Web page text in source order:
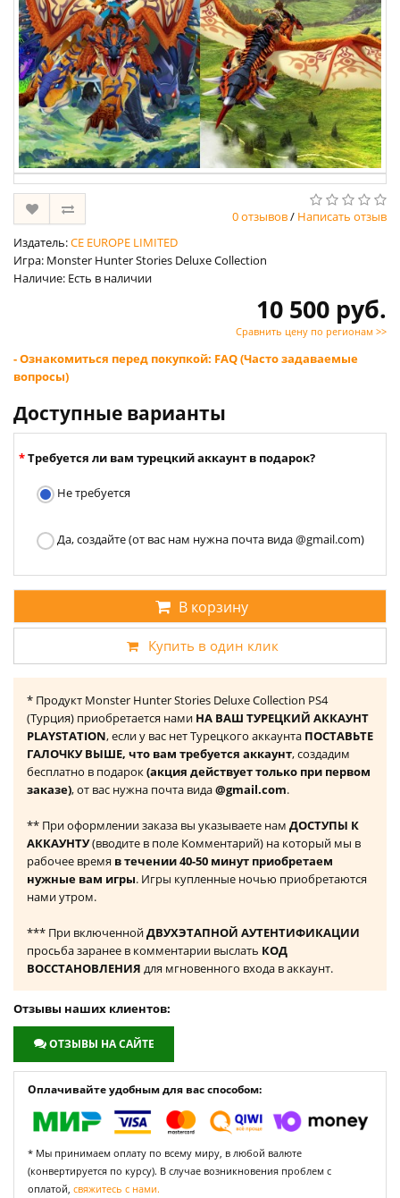
0 отзывов/ Написать отзыв
Издатель:CE EUROPE LIMITED
Игра: Monster Hunter Stories Deluxe Collection
Наличие: Есть в наличии
10 500 руб.
Сравнить цену по регионам >>
- Ознакомиться перед покупкой: FAQ (Часто задаваемые
вопросы)
Доступные варианты
Требуется ли вам турецкий аккаунт в подарок?
Не требуется
Да, создайте (от вас нам нужна почта вида @gmail.com)
В корзину
Купить в один клик
* Продукт Monster Hunter Stories Deluxe Collection PS4
(Турция) приобретается нами НА ВАШ ТУРЕЦКИЙ АККАУНТ
PLAYSTATION, если у вас нет Турецкого аккаунта ПОСТАВЬТЕ
ГАЛОЧКУ ВЫШЕ, что вам требуется аккаунт, создадим
бесплатно в подарок(акция действует только при первом
заказе), от вас нужна почта вида@gmail.com.
** При оформлении заказа вы указываете нам ДОСТУПЫ К
АККАУНТУ(вводите в поле Комментарий) на который мы в
рабочее время в течении 40-50 минут приобретаем
нужные вам игры. Игры купленные ночью приобретаются
нами утром.
*** При включеннойДВУХЭТАПНОЙ АУТЕНТИФИКАЦИИ
просьба заранее в комментарии выслать КОД
ВОССТАНОВЛЕНИЯ для мгновенного входа в аккаунт.
Отзывы наших клиентов:
ОТЗЫВЫ НА САЙТЕ
Оплачивайте удобным для вас способом:
* Мы принимаем оплату по всему миру, в любой валюте
(конвертируется по курсу). В случае возникновения проблем с
оплатой, свяжитесь с нами.